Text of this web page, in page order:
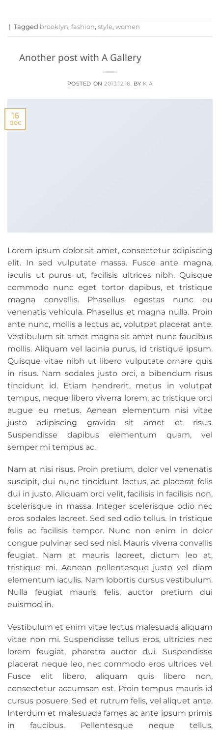
| Tagged brooklyn, fashion, style, women
Another post with A Gallery
POSTED ON2013.12.16. BY K A
16
dec
Lorem ipsum dolor sit amet, consectetur adipiscing
elit. In sed vulputate massa. Fusce ante magna,
iaculis ut purus ut, facilisis ultrices nibh. Quisque
commodo nunc eget tortor dapibus, et tristique
magna convallis. Phasellus egestas nunc eu
venenatis vehicula. Phasellus et magna nulla. Proin
ante nunc, mollis a lectus ac, volutpat placerat ante.
Vestibulum sit amet magna sit amet nunc faucibus
mollis. Aliquam vel lacinia purus, id tristique ipsum.
Quisque vitae nibh ut libero vulputate ornare quis
in risus. Nam sodales justo orci, a bibendum risus
tincidunt id. Etiam hendrerit, metus in volutpat
tempus, neque libero viverra lorem, ac tristique orci
augue eu metus. Aenean elementum nisi vitae
justo adipiscing gravida sit amet et risus.
Suspendisse dapibus elementum quam, vel
semper mi tempus ac.
Nam at nisi risus. Proin pretium, dolor vel venenatis
suscipit, dui nunc tincidunt lectus, ac placerat felis
dui in justo. Aliquam orci velit, facilisis in facilisis non,
scelerisque in massa. Integer scelerisque odio nec
eros sodales laoreet. Sed sed odio tellus. In tristique
felis ac facilisis tempor. Nunc non enim in dolor
congue pulvinar sed sed nisi. Mauris viverra convallis
feugiat. Nam at mauris laoreet, dictum leo at,
tristique mi. Aenean pellentesque justo vel diam
elementum iaculis. Nam lobortis cursus vestibulum.
Nulla feugiat mauris felis, auctor pretium dui
euismod in.
Vestibulum et enim vitae lectus malesuada aliquam
vitae non mi. Suspendisse tellus eros, ultricies nec
lorem feugiat, pharetra auctor dui. Suspendisse
placerat neque leo, nec commodo eros ultrices vel.
Fusce elit libero, aliquam quis libero non,
consectetur accumsan est. Proin tempus mauris id
cursus posuere. Sed et rutrum felis, vel aliquet ante.
Interdum et malesuada fames ac ante ipsum primis
in faucibus. Pellentesque neque tellus,